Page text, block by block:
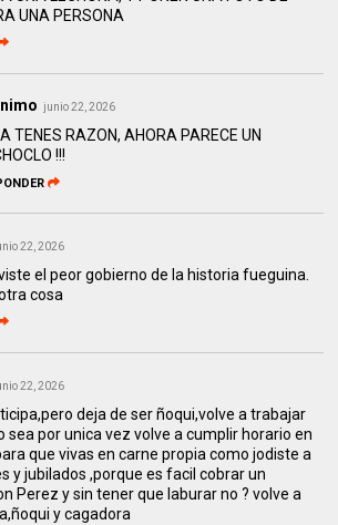
UNA PERSONA
junio 22, 2026
TENES RAZON, AHORA PARECE UN
!!!
22, 2026
el peor gobierno de la historia fueguina.
cosa
22, 2026
deja de ser ñoqui,volve a trabajar
sea por unica vez volve a cumplir horario en
que vivas en carne propia como jodiste a
y jubilados ,porque es facil cobrar un
Perez y sin tener que laburar no ? volve a
y cagadora